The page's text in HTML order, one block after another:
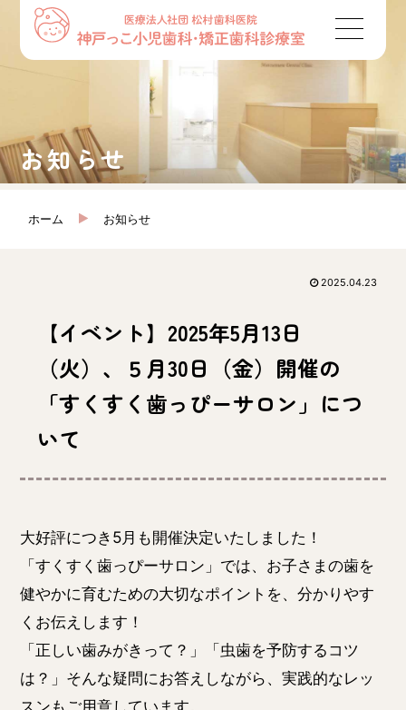
お知らせ
ホーム お知らせ
2025.04.23
【イベント】2025年5月13日
（火）、５月30日（金）開催の
「すくすく歯っぴーサロン」につ
いて
大好評につき5月も開催決定いたしました！
「すくすく歯っぴーサロン」では、お子さまの歯を
健やかに育むための大切なポイントを、分かりやす
くお伝えします！
「正しい歯みがきって？」「虫歯を予防するコツ
は？」そんな疑問にお答えしながら、実践的なレッ